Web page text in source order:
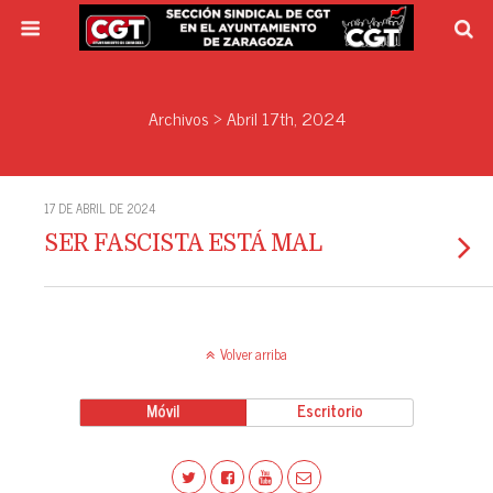
Archivos › Abril 17th, 2024
17 DE ABRIL DE 2024
SER FASCISTA ESTÁ MAL
Volver arriba
Móvil Escritorio